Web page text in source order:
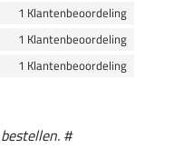
1 Klantenbeoordeling
1 Klantenbeoordeling
1 Klantenbeoordeling
#